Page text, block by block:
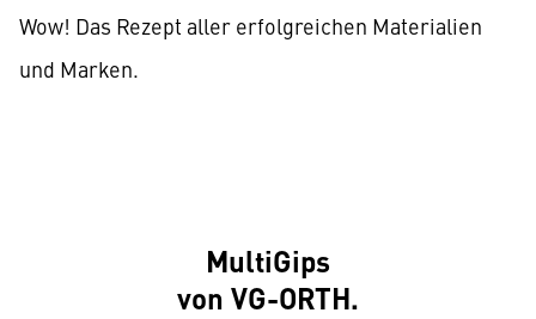
Wow! Das Rezept aller erfolgreichen Materialien
und Marken.
MultiGips
von VG-ORTH.